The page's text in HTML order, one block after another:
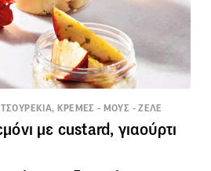
ΤΣΟΥΡΕΚΙΑ, ΚΡΕΜΕΣ - ΜΟΥΣ - ΖΕΛΕ
με custard, γιαούρτι